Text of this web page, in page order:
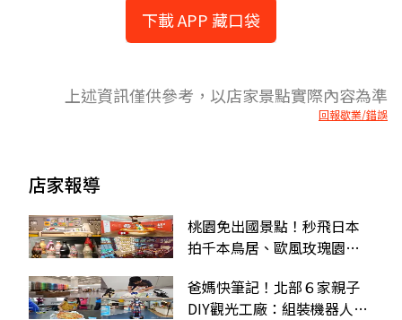
下載 APP 藏口袋
上述資訊僅供參考，以店家景點實際內容為準
回報歇業/錯誤
店家報導
桃園免出國景點！秒飛日本
拍千本鳥居、歐風玫瑰園，
爸媽快筆記！北部６家親子
DIY觀光工廠：組裝機器人、